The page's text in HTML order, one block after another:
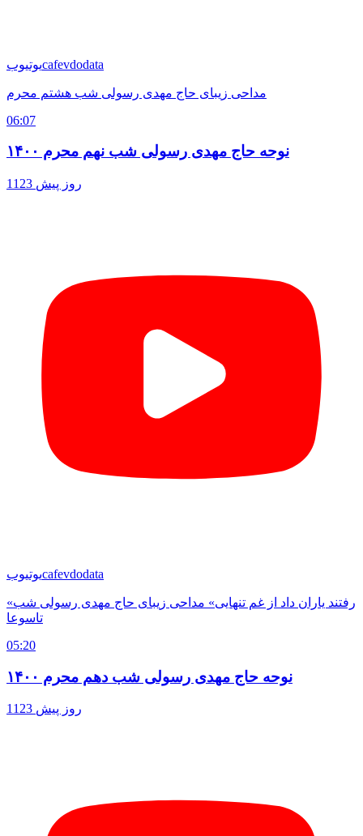
یوتیوبcafevdodata
مداحی زیبای حاج مهدی رسولی شب هشتم محرم
06:07
نوحه حاج مهدی رسولی شب نهم محرم ۱۴۰۰
1123 روز پیش
یوتیوبcafevdodata
«رفتند یاران داد از غم تنهایی» مداحی زیبای حاج مهدی رسولی شب
تاسوعا
05:20
نوحه حاج مهدی رسولی شب دهم محرم ۱۴۰۰
1123 روز پیش